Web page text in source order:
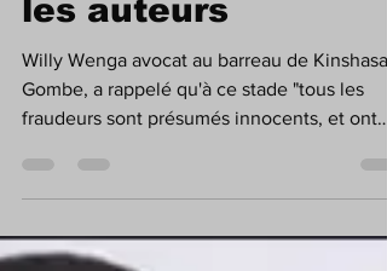
les auteurs
Willy Wenga avocat au barreau de Kinshasa
Gombe, a rappelé qu'à ce stade "tous les